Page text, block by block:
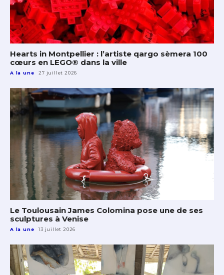
Hearts in Montpellier : l’artiste qargo sèmera 100
cœurs en LEGO® dans la ville
A la une 27 juillet 2026
Le Toulousain James Colomina pose une de ses
sculptures à Venise
A la une 13 juillet 2026